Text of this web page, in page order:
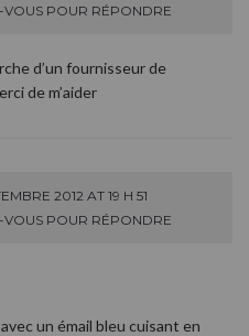
VOUS POUR RÉPONDRE
d’un fournisseur de
de m’aider
2012 AT 19 H 51
VOUS POUR RÉPONDRE
avec un émail bleu cuisant en